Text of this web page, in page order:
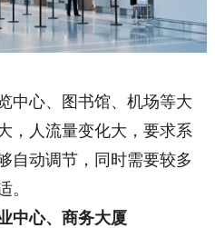
中心、图书馆、机场等大
，人流量变化大，要求系
自动调节，同时需要较多
。
中心、商务大厦